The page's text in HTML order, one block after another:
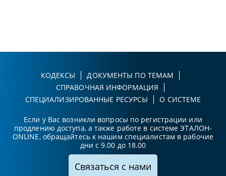
КОДЕКСЫ
ДОКУМЕНТЫ ПО ТЕМАМ
СПРАВОЧНАЯ ИНФОРМАЦИЯ
СПЕЦИАЛИЗИРОВАННЫЕ РЕСУРСЫ
О СИСТЕМЕ
Если у Вас возникли вопросы по регистрации или
продлению доступа, а также работе в системе ЭТАЛОН-
ONLINE, обращайтесь к нашим специалистам в рабочие
дни с 9.00 до 18.00
Связаться с нами